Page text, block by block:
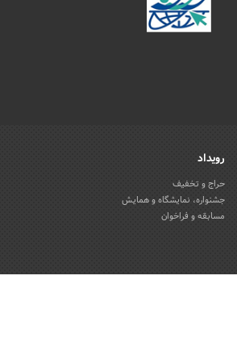
رویداد
حراج و تخفیف
جشنواره، نمایشگاه و همایش
مسابقه و فراخوان